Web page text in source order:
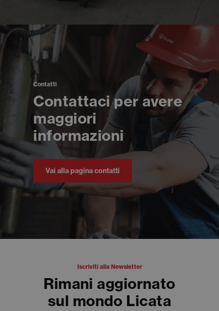
Contatti
Contattaci per avere
maggiori
informazioni
Vai alla pagina contatti
Iscriviti alla Newsletter
Rimani aggiornato
sul mondo Licata